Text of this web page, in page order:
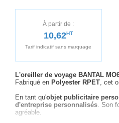
À partir de :
10,62HT
Tarif indicatif sans marquage
L'oreiller de voyage BANTAL
Fabriqué en Polyester RPET, cet
En tant qu'objet publicitaire
d'entreprise personnalisés. Son
agréable.